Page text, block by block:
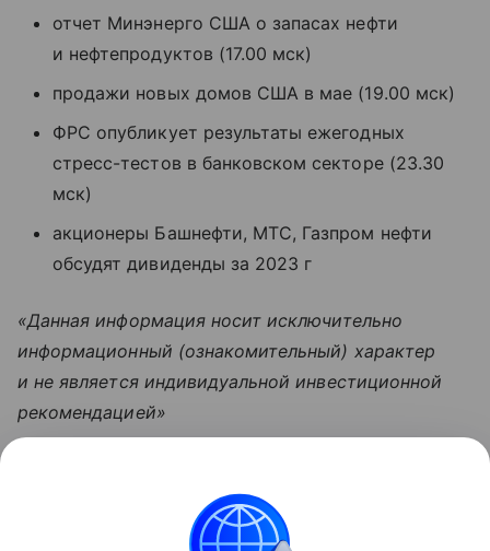
отчет Минэнерго США о запасах нефти
и нефтепродуктов (17.00 мск)
продажи новых домов США в мае (19.00 мск)
ФРС опубликует результаты ежегодных
стресс-тестов в банковском секторе (23.30
мск)
акционеры Башнефти, МТС, Газпром нефти
обсудят дивиденды за 2023 г
«Данная информация носит исключительно
информационный (ознакомительный) характер
и не является индивидуальной инвестиционной
рекомендацией»
Капитал: основа успешного бизнеса
В статье рассмотрим, что скрывается за понятием